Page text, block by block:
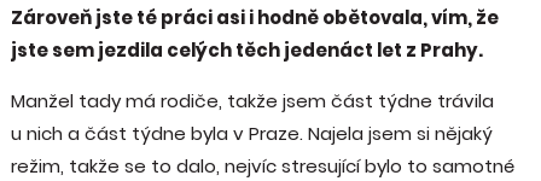
Zároveň jste té práci asi i hodně obětovala, vím, že
jste sem jezdila celých těch jedenáct let z Prahy.
Manžel tady má rodiče, takže jsem část týdne trávila
u nich a část týdne byla v Praze. Najela jsem si nějaký
režim, takže se to dalo, nejvíc stresující bylo to samotné